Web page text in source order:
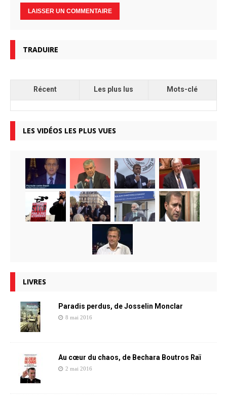
TRADUIRE
Récent Les plus lus Mots-clé
LES VIDÉOS LES PLUS VUES
LIVRES
Paradis perdus, de Josselin Monclar
8 mai 2016
Au cœur du chaos, de Bechara Boutros Raï
2 mai 2016